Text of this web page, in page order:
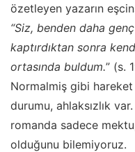
özetleyen yazarın
“Siz, benden daha
kaptırdıktan sonra
ortasında buldum.” (s.
Normalmiş gibi
durumu, ahlaksızlık var.
romanda sadece
olduğunu bilemiyoruz.